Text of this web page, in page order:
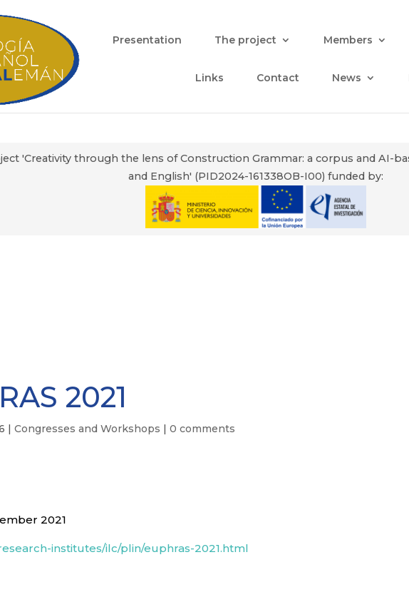
'Creativity through the lens of Construction Grammar: a corpus and AI-
and English' (PID2024-161338OB-I00) funded by:
Presentation The project Members
Links Contact News
2021
| Congresses and Workshops | 0 comments
2021
institutes/ilc/plin/euphras-2021.html